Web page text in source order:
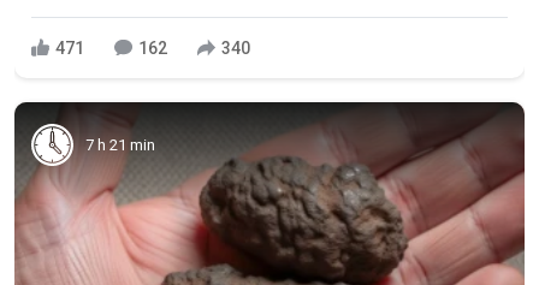
471 162 340
7 h 21 min